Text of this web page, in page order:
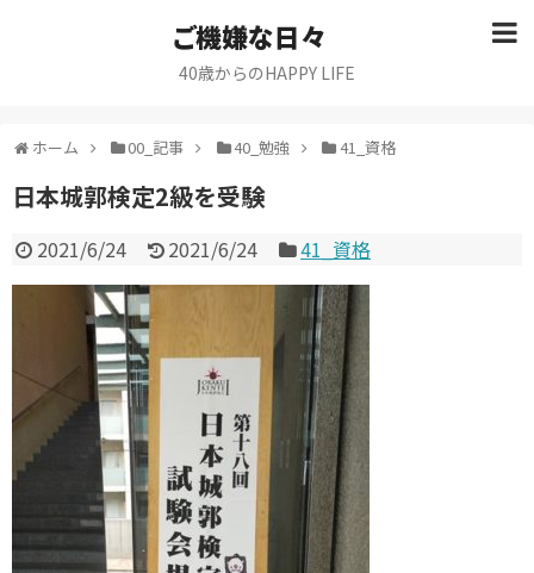
ご機嫌な日々
40歳からのHAPPY LIFE
ホーム 00_記事 40_勉強 41_資格
日本城郭検定2級を受験
2021/6/24 2021/6/24 41_資格